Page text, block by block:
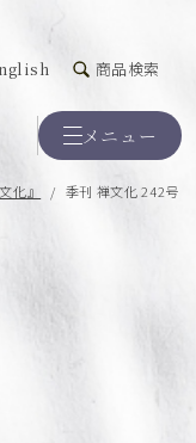
商品検索
メニュー
化』 / 季刊 禅文化 242号